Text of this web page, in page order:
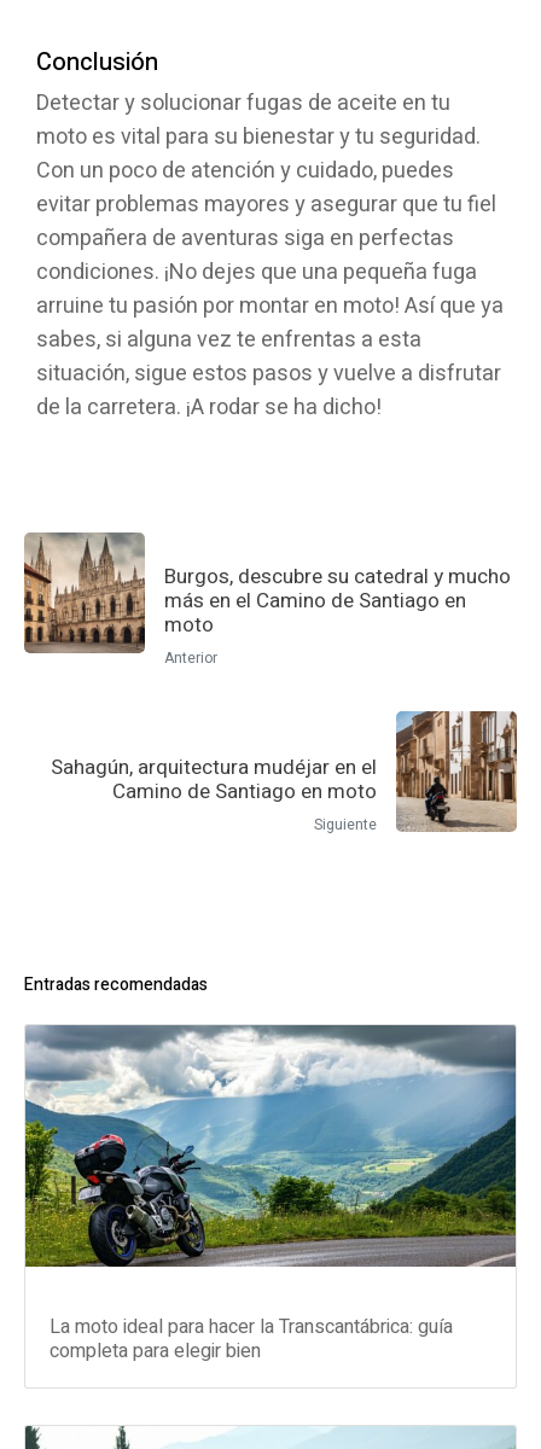
Conclusión
Detectar y solucionar fugas de aceite en tu
moto es vital para su bienestar y tu seguridad.
Con un poco de atención y cuidado, puedes
evitar problemas mayores y asegurar que tu fiel
compañera de aventuras siga en perfectas
condiciones. ¡No dejes que una pequeña fuga
arruine tu pasión por montar en moto! Así que ya
sabes, si alguna vez te enfrentas a esta
situación, sigue estos pasos y vuelve a disfrutar
de la carretera. ¡A rodar se ha dicho!
Burgos, descubre su catedral y mucho
más en el Camino de Santiago en
moto
Anterior
Sahagún, arquitectura mudéjar en el
Camino de Santiago en moto
Siguiente
Entradas recomendadas
La moto ideal para hacer la Transcantábrica: guía
completa para elegir bien